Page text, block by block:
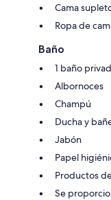
Cama
Ropa de
Baño
1 baño
Albornoces
Champú
Ducha y
Jabón
Papel
Productos
Se